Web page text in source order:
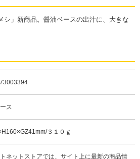
シ」新商品。醤油ベースの出汁に、大きな
ス
３１０ｇ
ネットストアでは、サイト上に最新の商品情